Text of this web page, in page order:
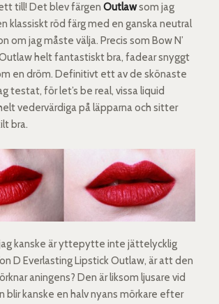
till! Det blev färgen Outlawsom jag
klassiskt röd färg med en ganska neutral
om jag måste välja. Precis som Bow N’
helt fantastiskt bra, fadear snyggt
en dröm. Definitivt ett av de skönaste
testat, för let’s be real, vissa liquid
vedervärdiga på läpparna och sitter
bra.
kanske är yttepytte inte jättelycklig
D Everlasting Lipstick Outlaw, är att den
aningens? Den är liksom ljusare vid
blir kanske en halv nyans mörkare efter